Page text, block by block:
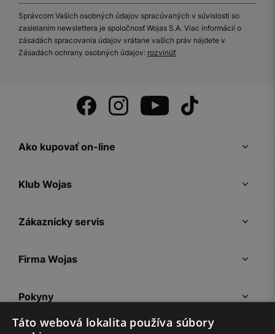
Správcom Vašich osobných údajov spracúvaných v súvislosti so
zasielaním newslettera je spoločnosť Wojas S.A. Viac informácií o
zásadách spracovania údajov vrátane vašich práv nájdete v
Zásadách ochrany osobných údajov: rozvinúť
Ako kupovať on-line
Klub Wojas
Zákaznícky servis
Firma Wojas
Pokyny
Táto webová lokalita používa súbory